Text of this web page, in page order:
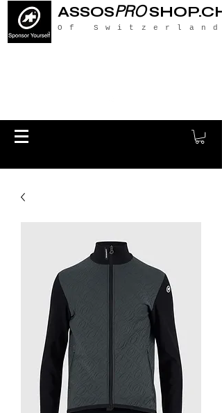
ASSOSPROSHOP.CH
Of Switzerland